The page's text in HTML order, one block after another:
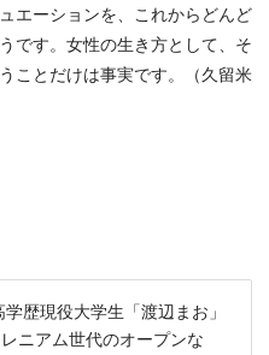
エーションを、これからどんど
です。女性の生き方として、そ
ことだけは事実です。（久留米
学歴現役大学生「渡辺まお」
ニアム世代のオープンな